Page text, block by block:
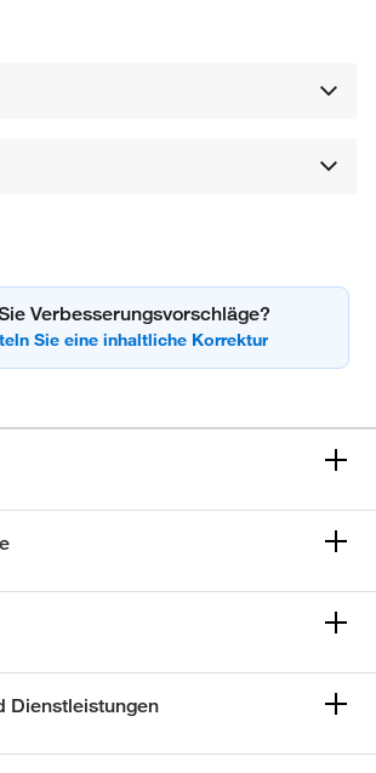
Verbesserungsvorschläge?
Dienstleistungen